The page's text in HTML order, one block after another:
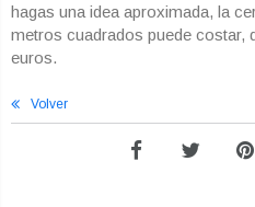
hagas una idea aproximada, la
metros cuadrados puede costar,
euros.
Volver